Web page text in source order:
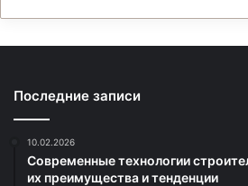
Последние записи
10.02.2026
Современные технологии
их преимущества и тенденции